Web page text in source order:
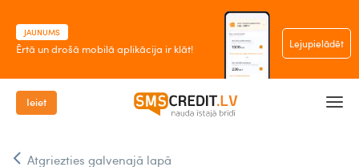
JAUNUMS
Ērtā un drošā mobilā aplikācija ir klāt! Lejupielādēt
Ieiet
Atgriezties galvenajā lapā